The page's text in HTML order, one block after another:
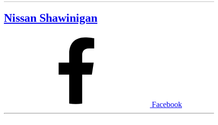
Nissan Shawinigan
Facebook